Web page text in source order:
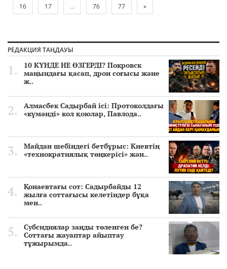
16
17 ... 76 77 »
РЕДАКЦИЯ ТАҢДАУЫ
10 КҮНДЕ НЕ ӨЗГЕРДІ? Покровск
маңындағы қасап, дрон соғысы және
ж..
Алмасбек Садырбай ісі: Протоколдағы
«күмәнді» кол қоюлар, Павлода..
Майдан шебіндегі бетбұрыс: Киевтің
«технократиялық төңкерісі» жән..
Қонаевтағы сот: Садырбайды 12
жылға соттағысы келетіндер бұқа
мен..
Субсидиялар заңды төленген бе?
Соттағы жауаптар айыптау
тұжырымда..